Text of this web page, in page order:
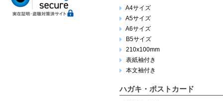
A4サイズ
A5サイズ
A6サイズ
B5サイズ
210x100mm
表紙袖付き
本文袖付き
ハガキ・ポストカード